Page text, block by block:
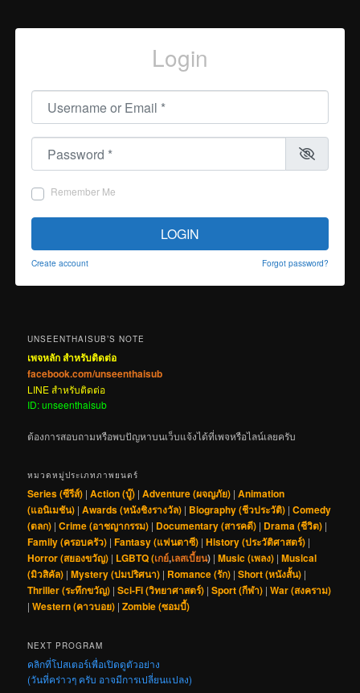
Login
Username or Email
Password
Remember Me
LOGIN
Create account Forgot password?
UNSEENTHAISUB’S NOTE
เพจหลัก สำหรับติดต่อ
facebook.com/unseenthaisub
LINE สำหรับติดต่อ
ID: unseenthaisub
ต้องการสอบถามหรือพบปัญหาบนเว็บแจ้งได้ที่เพจหรือไลน์เลยครับ
หมวดหมู่ประเภทภาพยนตร์
Series (ซีรีส์) |Action (บู๊) |Adventure (ผจญภัย) |Animation
(แอนิเมชัน) |Awards (หนังชิงรางวัล) | Biography (ชีวประวัติ) |Comedy
(ตลก) |Crime (อาชญากรรม) | Documentary (สารคดี) | Drama (ชีวิต) |
Family (ครอบครัว) |Fantasy (แฟนตาซี) |History (ประวัติศาสตร์) |
Horror (สยองขวัญ) | LGBTQ (เกย์,เลสเบี้ยน) |Music (เพลง) |Musical
(มิวสิคัล) |Mystery (ปมปริศนา) | Romance (รัก) |Short (หนังสั้น) |
Thriller (ระทึกขวัญ) |Sci-Fi (วิทยาศาสตร์) |Sport (กีฬา) |War (สงคราม)
|Western (คาวบอย) |Zombie (ซอมบี้)
NEXT PROGRAM
คลิกที่โปสเตอร์เพื่อเปิดดูตัวอย่าง
(วันที่คร่าวๆ ครับ อาจมีการเปลี่ยนแปลง)